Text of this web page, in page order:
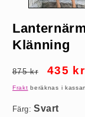
Klänning
Ordinarie
pris
875 kr 435 kr
Frakt beräknas i
Färg:
Svart